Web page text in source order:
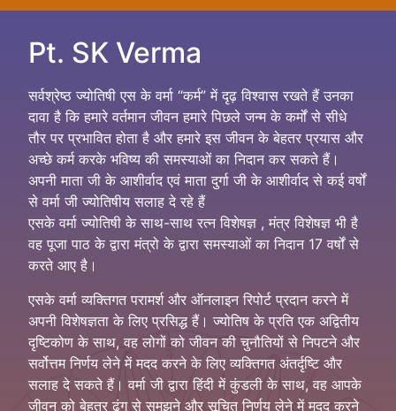
Pt. SK Verma
सर्वश्रेष्ठ ज्योतिषी एस के वर्मा “कर्म” में दृढ़ विश्वास रखते हैं उनका
दावा है कि हमारे वर्तमान जीवन हमारे पिछले जन्म के कर्मों से सीधे
तौर पर प्रभावित होता है और हमारे इस जीवन के बेहतर प्रयास और
अच्छे कर्म करके भविष्य की समस्याओं का निदान कर सकते हैं।
अपनी माता जी के आशीर्वाद एवं माता दुर्गा जी के आशीर्वाद से कई वर्षों
से वर्मा जी ज्योतिषीय सलाह दे रहे हैं
एसके वर्मा ज्योतिषी के साथ-साथ रत्न विशेषज्ञ , मंत्र विशेषज्ञ भी है
वह पूजा पाठ के द्वारा मंत्रो के द्वारा समस्याओं का निदान 17 वर्षों से
करते आए है।
एसके वर्मा व्यक्तिगत परामर्श और ऑनलाइन रिपोर्ट प्रदान करने में
अपनी विशेषज्ञता के लिए प्रसिद्ध हैं। ज्योतिष के प्रति एक अद्वितीय
दृष्टिकोण के साथ, वह लोगों को जीवन की चुनौतियों से निपटने और
सर्वोत्तम निर्णय लेने में मदद करने के लिए व्यक्तिगत अंतर्दृष्टि और
सलाह दे सकते हैं। वर्मा जी द्वारा हिंदी में कुंडली के साथ, वह आपके
जीवन को बेहतर ढंग से समझने और सूचित निर्णय लेने में मदद करने